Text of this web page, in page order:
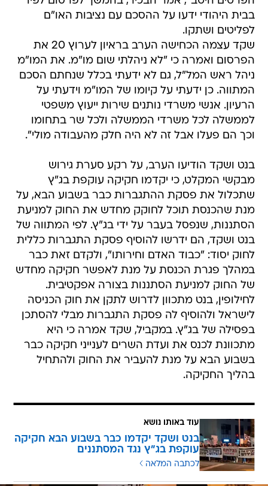
בבית היהודי ידעו על ההסכם עם נציבות האו"ם
לפליטים ושתקו.
שקד עצמה הכחישה הערב בראיון לערוץ 20 את
הפרסום ואמרה כי "לא ניהלתי שום מו"מ. את המו"מ
ניהל ראש המל"ל, גם לא ידעתי בכלל שנחתם הסכם
המתווה. כן ידעתי על קיומו של המו"מ וידעתי על
הרעיון. אנשי משרדי נותנים שירות ייעוץ משפטי
לממשלה לכל משרדי הממשלה ולכל שר בתחומו
וכך הם פעלו אבל זה לא היה חלק מהעבודה מולי".
בנט ושקד הודיעו הערב, על רקע סערת גירוש
מבקשי המקלט, כי יקדמו חקיקה עוקפת בג"ץ
שתכלול את פסקת ההתגברות כבר בשבוע הבא, על
מנת שהכנסת תוכל לחוקק מחדש את החוק למניעת
הסתננות, שנפסל בעבר על ידי בג"ץ. לפי המתווה של
בנט ושקד, הם ידרשו להוסיף פסקת התגברות כללית
לחוק יסוד: "כבוד האדם וחירותו", ולקדם זאת כבר
במהלך פגרת הכנסת על מנת לאפשר חקיקה מחדש
של החוק למניעת הסתננות בצורה אפקטיבית.
לחילופין, בנט מתכוון לדרוש לתקן את חוק הכניסה
לישראל ולהוסיף לה פסקת התגברות מבלי להסתכן
בפסילה של בג"ץ. במקביל, שקד אמרה כי היא
מתכוונת לכנס את ועדת השרים לענייני חקיקה כבר
בשבוע הבא על מנת להעביר את החוק ולהתחיל
בהליך החקיקה.
עוד באותו נושא
בנט ושקד יקדמו כבר בשבוע הבא חקיקה
עוקפת בג"ץ נגד המסתננים
לכתבה המלאה